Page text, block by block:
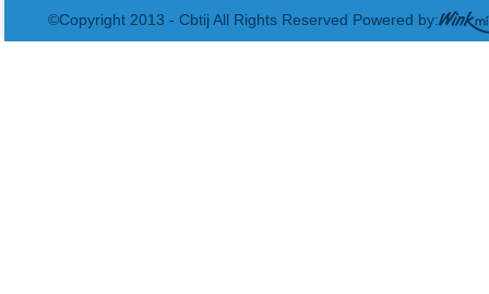
©Copyright 2013 - Cbtij All Rights Reserved Powered by: